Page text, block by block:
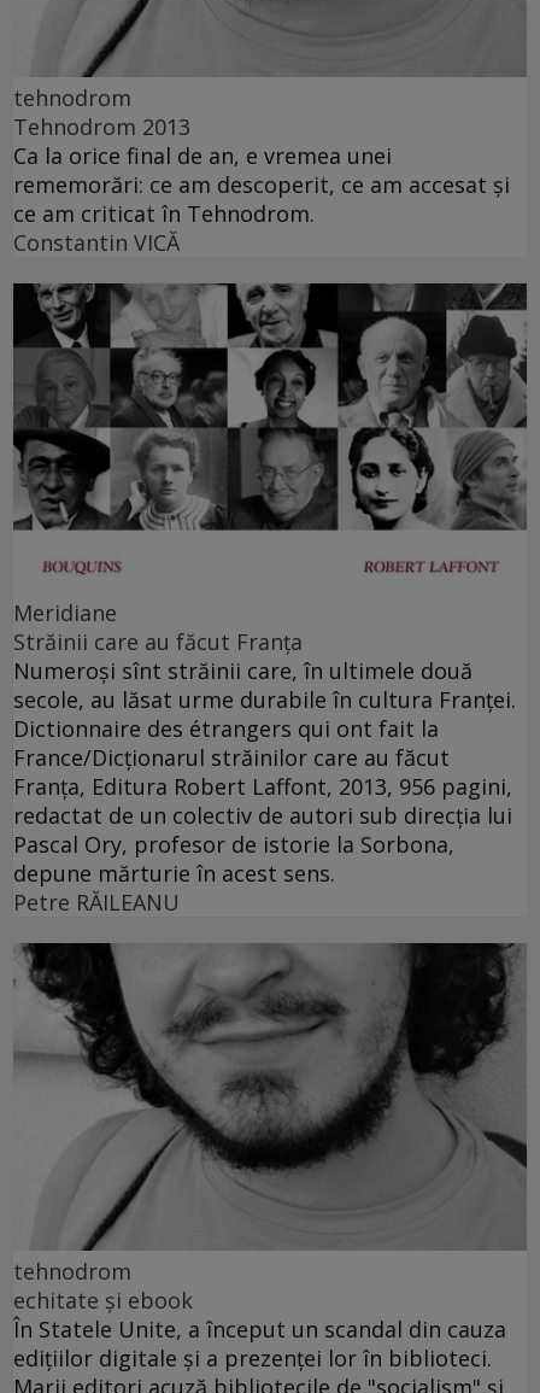
tehnodrom
Tehnodrom 2013
Ca la orice final de an, e vremea unei
rememorări: ce am descoperit, ce am accesat şi
ce am criticat în Tehnodrom.
Constantin VICĂ
Meridiane
Străinii care au făcut Franţa
Numeroşi sînt străinii care, în ultimele două
secole, au lăsat urme durabile în cultura Franţei.
Dictionnaire des étrangers qui ont fait la
France/Dicţionarul străinilor care au făcut
Franţa, Editura Robert Laffont, 2013, 956 pagini,
redactat de un colectiv de autori sub direcţia lui
Pascal Ory, profesor de istorie la Sorbona,
depune mărturie în acest sens.
Petre RĂILEANU
tehnodrom
echitate şi ebook
În Statele Unite, a început un scandal din cauza
ediţiilor digitale şi a prezenţei lor în biblioteci.